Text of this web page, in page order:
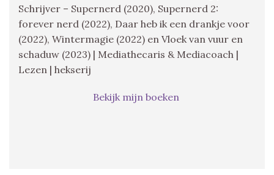
Schrijver – Supernerd (2020), Supernerd 2:
forever nerd (2022), Daar heb ik een drankje voor
(2022), Wintermagie (2022) en Vloek van vuur en
schaduw (2023) | Mediathecaris & Mediacoach |
Lezen | hekserij
Bekijk mijn boeken